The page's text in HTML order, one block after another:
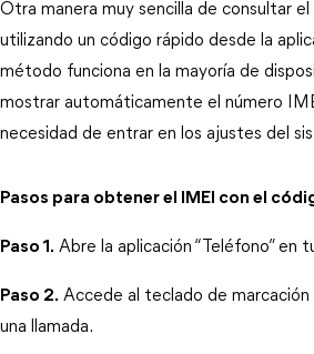
Otra manera muy sencilla de consultar
utilizando un código rápido desde la
método funciona en la mayoría de
mostrar automáticamente el número
necesidad de entrar en los ajustes del
Pasos para obtener el IMEI con el
Paso 1. Abre la aplicación “Teléfono” en
Paso 2. Accede al teclado de marcación
una llamada.